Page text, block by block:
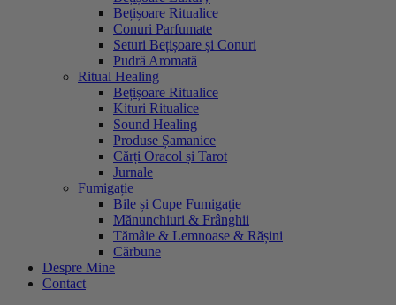
Bețișoare Ritualice
Conuri Parfumate
Seturi Bețișoare și Conuri
Pudră Aromată
Ritual Healing
Bețișoare Ritualice
Kituri Ritualice
Sound Healing
Produse Șamanice
Cărți Oracol și Tarot
Jurnale
Fumigație
Bile și Cupe Fumigație
Mănunchiuri & Frânghii
Tămâie & Lemnoase & Rășini
Cărbune
Despre Mine
Contact